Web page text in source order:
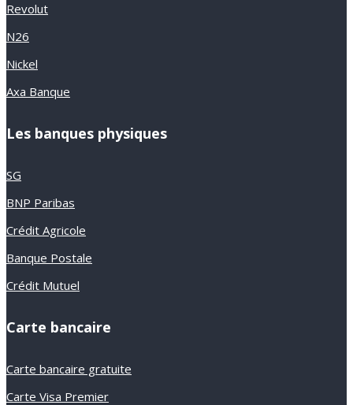
Revolut
N26
Nickel
Axa Banque
Les banques physiques
SG
BNP Paribas
Crédit Agricole
Banque Postale
Crédit Mutuel
Carte bancaire
Carte bancaire gratuite
Carte Visa Premier